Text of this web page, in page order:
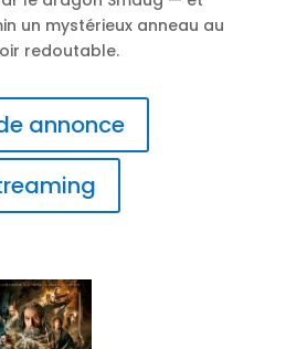
un mystérieux anneau au
redoutable.
annonce